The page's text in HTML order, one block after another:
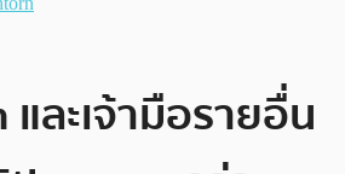
ละเจ้ามือรายอื่น